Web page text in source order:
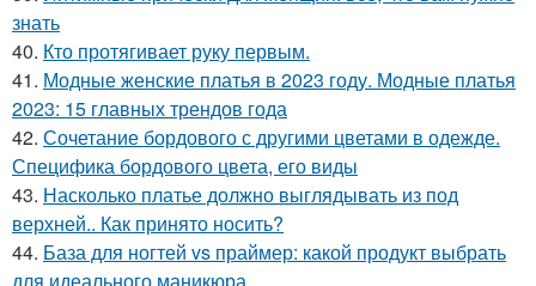
знать
40. Кто протягивает руку первым.
41. Модные женские платья в 2023 году. Модные платья
2023: 15 главных трендов года
42. Сочетание бордового с другими цветами в одежде.
Специфика бордового цвета, его виды
43. Насколько платье должно выглядывать из под
верхней.. Как принято носить?
44. База для ногтей vs праймер: какой продукт выбрать